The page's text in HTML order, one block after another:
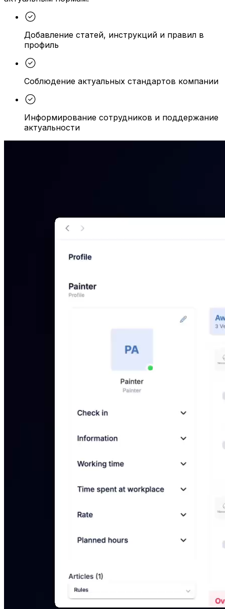
Добавление статей, инструкций и правил в
профиль
Соблюдение актуальных стандартов компании
Информирование сотрудников и поддержание
актуальности